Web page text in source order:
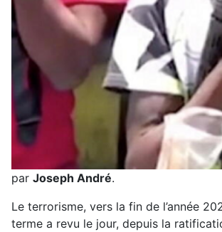
par Joseph André.
Le terrorisme, vers la fin de l’année
terme a revu le jour, depuis la